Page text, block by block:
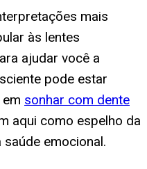
mais
às lentes
ajudar você a
pode estar
sonhar com dente
aqui como espelho da
emocional.